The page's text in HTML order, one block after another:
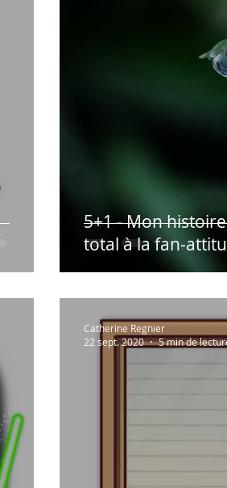
5+1 - Mon
total à la fan-
Catherine Regnier
22 sept. 2020
5 min de